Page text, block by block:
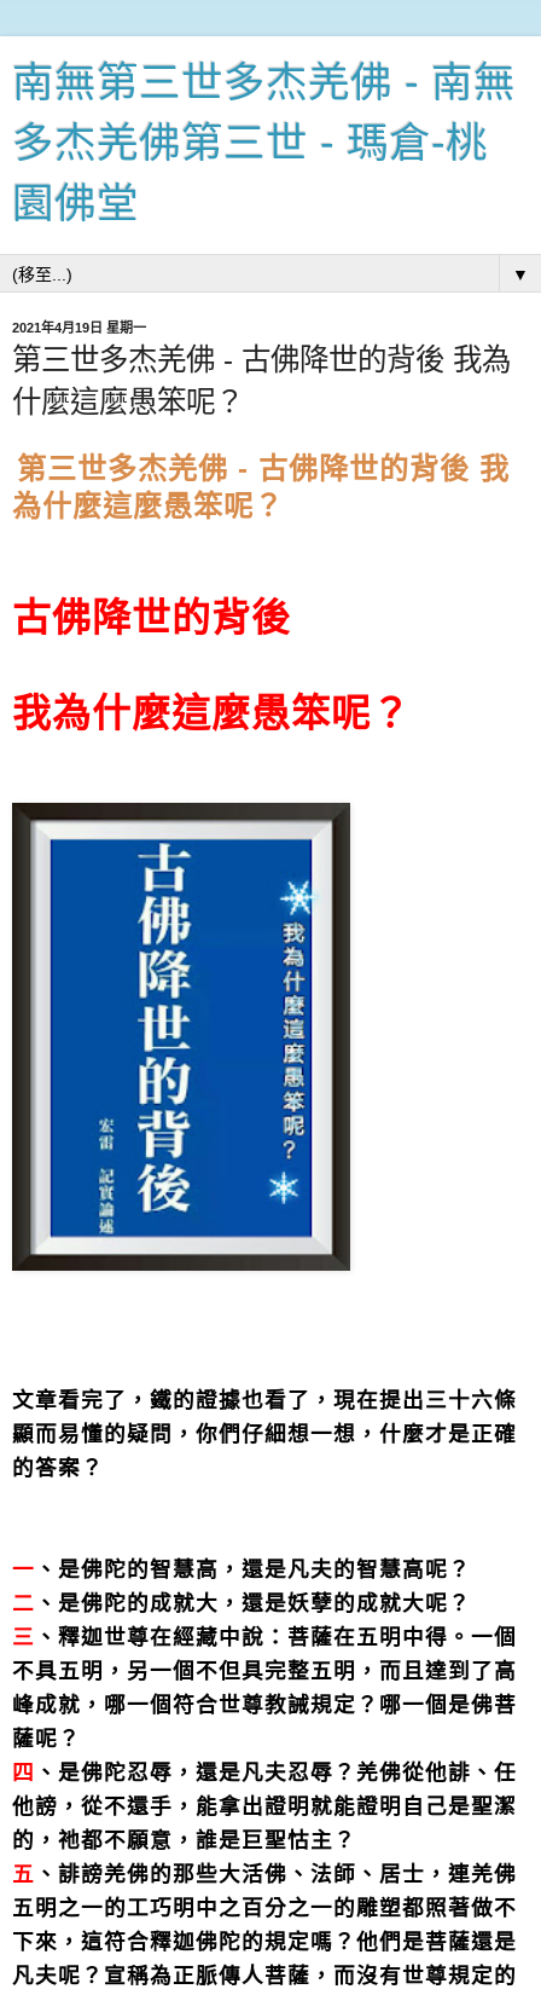
南無第三世多杰羌佛 - 南無
多杰羌佛第三世 - 瑪倉-桃
園佛堂
▼
2021年4月19日 星期一
第三世多杰羌佛 - 古佛降世的背後 我為
什麼這麼愚笨呢？
第三世多杰羌佛 - 古佛降世的背後 我
為什麼這麼愚笨呢？
古佛降世的背後
我為什麼這麼愚笨呢？
文章看完了，鐵的證據也看了，現在提出三十六條
顯而易懂的疑問，你們仔細想一想，什麼才是正確
的答案？
一 、是佛陀的智慧高，還是凡夫的智慧高呢？
二 、是佛陀的成就大，還是妖孽的成就大呢？
三 、釋迦世尊在經藏中說：菩薩在五明中得。一個
不具五明，另一個不但具完整五明，而且達到了高
峰成就，哪一個符合世尊教誡規定？哪一個是佛菩
薩呢？
四 、是佛陀忍辱，還是凡夫忍辱？羌佛從他誹、任
他謗，從不還手，能拿出證明就能證明自己是聖潔
的，祂都不願意，誰是巨聖怙主？
五 、誹謗羌佛的那些大活佛、法師、居士，連羌佛
五明之一的工巧明中之百分之一的雕塑都照著做不
下來，這符合釋迦佛陀的規定嗎？他們是菩薩還是
凡夫呢？宣稱為正脈傳人菩薩，而沒有世尊規定的